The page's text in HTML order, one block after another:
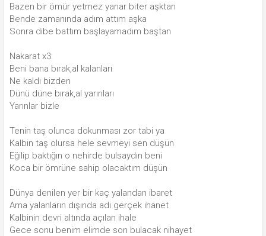
Bazen bir ömür yetmez yanar biter aşktan
Bende zamanında adım attım aşka
Sonra dibe battım başlayamadım baştan
Nakarat x3:
Beni bana bırak,al kalanları
Ne kaldı bizden
Dünü düne bırak,al yarınları
Yarınlar bizle
Tenin taş olunca dokunması zor tabi ya
Kalbin taş olursa hele sevmeyi sen düşün
Eğilip baktığın o nehirde bulsaydın beni
Koca bir ömrüne sahip olacaktım düşün
Dünya denilen yer bir kaç yalandan ibaret
Ama yalanların dışında adi gerçek ihanet
Kalbinin devri altında açılan ihale
Gece sonu benim elimde son bulacak nihayet